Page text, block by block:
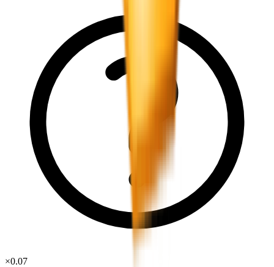
×0.07